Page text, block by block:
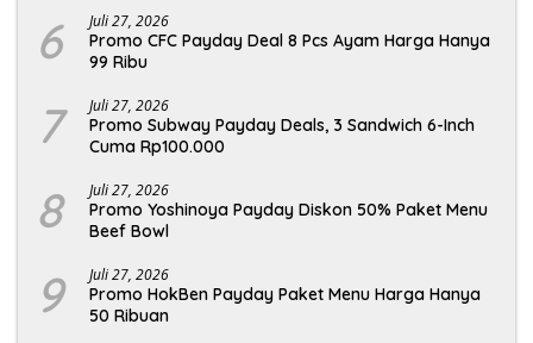
6 Juli 27, 2026
Promo CFC Payday Deal 8 Pcs Ayam Harga Hanya
99 Ribu
7 Juli 27, 2026
Promo Subway Payday Deals, 3 Sandwich 6-Inch
Cuma Rp100.000
8 Juli 27, 2026
Promo Yoshinoya Payday Diskon 50% Paket Menu
Beef Bowl
9 Juli 27, 2026
Promo HokBen Payday Paket Menu Harga Hanya
50 Ribuan